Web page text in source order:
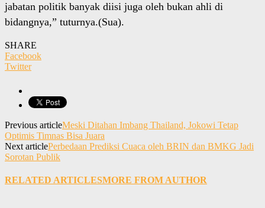
jabatan politik banyak diisi juga oleh bukan ahli di
bidangnya,” tuturnya.(Sua).
SHARE
Facebook
Twitter
Previous articleMeski Ditahan Imbang Thailand, Jokowi Tetap
Optimis Timnas Bisa Juara
Next articlePerbedaan Prediksi Cuaca oleh BRIN dan BMKG Jadi
Sorotan Publik
RELATED ARTICLESMORE FROM AUTHOR